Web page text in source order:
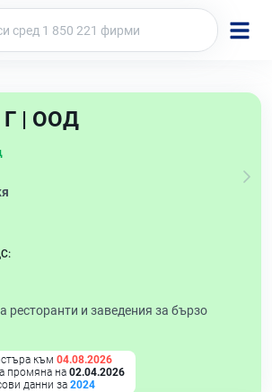
| ООД
ресторанти и заведения за бързо
към 04.08.2026
промяна на 02.04.2026
данни за 2024